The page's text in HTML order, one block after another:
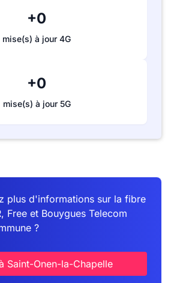
+0
mise(s) à jour 4G
+0
mise(s) à jour 5G
plus d'informations sur la fibre
Free et Bouygues Telecom
?
Saint-Onen-la-Chapelle